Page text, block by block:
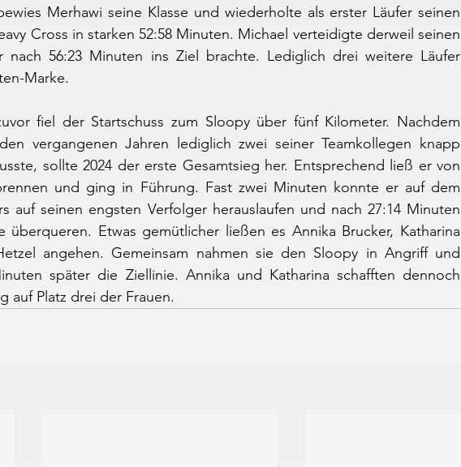
Merhawi seine Klasse und wiederholte als erster Läufer seinen
Cross in starken 52:58 Minuten. Michael verteidigte derweil seinen
nach 56:23 Minuten ins Ziel brachte. Lediglich drei weitere Läufer
Marke.
fiel der Startschuss zum Sloopy über fünf Kilometer. Nachdem
vergangenen Jahren lediglich zwei seiner Teamkollegen knapp
sollte 2024 der erste Gesamtsieg her. Entsprechend ließ er von
und ging in Führung. Fast zwei Minuten konnte er auf dem
auf seinen engsten Verfolger herauslaufen und nach 27:14 Minuten
überqueren. Etwas gemütlicher ließen es Annika Brucker, Katharina
angehen. Gemeinsam nahmen sie den Sloopy in Angriff und
später die Ziellinie. Annika und Katharina schafften dennoch
auf Platz drei der Frauen.